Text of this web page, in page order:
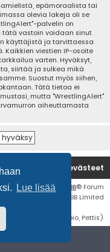
Lue lisää
epämoraalista tai
olevia lakeja oli se
palvelin on
vastoin voidaan sinut
käyttäjistä ja tarvittaessa
viestien IP-osoite
varten. Hyväksyt,
siirtää ja sulkea mikä
Suostut myös siihen,
Tätä tietoa ei
mutta "WrestlingAlert"
aiheuttamasta
Poista evästeet
ohjelmisto phpBB® Forum
Software © phpBB Limited
(lurttinen, harritapio, Pettis)